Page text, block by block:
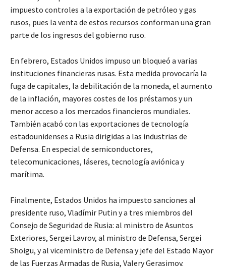
impuesto controles a la exportación de petróleo y gas
rusos, pues la venta de estos recursos conforman una gran
parte de los ingresos del gobierno ruso.
En febrero, Estados Unidos impuso un bloqueó a varias
instituciones financieras rusas. Esta medida provocaría la
fuga de capitales, la debilitación de la moneda, el aumento
de la inflación, mayores costes de los préstamos y un
menor acceso a los mercados financieros mundiales.
También acabó con las exportaciones de tecnología
estadounidenses a Rusia dirigidas a las industrias de
Defensa. En especial de semiconductores,
telecomunicaciones, láseres, tecnología aviónica y
marítima.
Finalmente, Estados Unidos ha impuesto sanciones al
presidente ruso, Vladímir Putin y a tres miembros del
Consejo de Seguridad de Rusia: al ministro de Asuntos
Exteriores, Sergei Lavrov, al ministro de Defensa, Sergei
Shoigu, y al viceministro de Defensa y jefe del Estado Mayor
de las Fuerzas Armadas de Rusia, Valery Gerasimov.